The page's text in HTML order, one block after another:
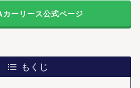
カーリース公式ページ
もくじ